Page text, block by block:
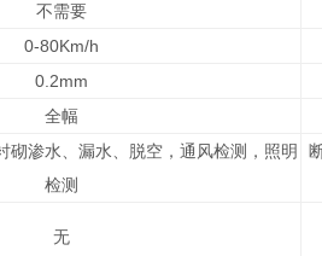
不需要
0-80Km/h
0.2mm
全幅
砌渗水、漏水、脱空，通风检测，照明
检测
无